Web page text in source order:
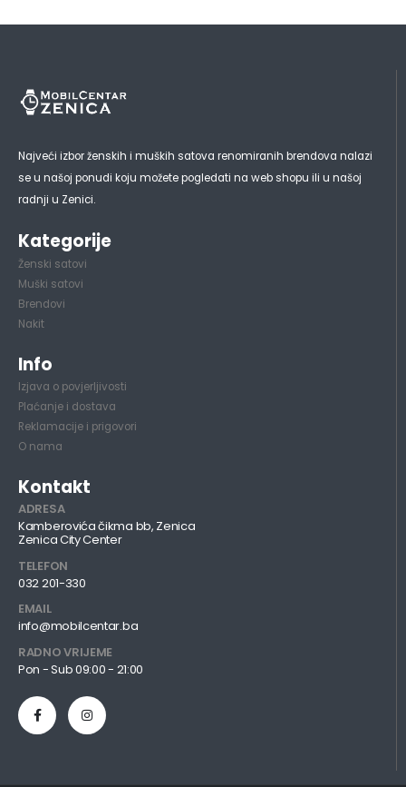
Najveći izbor ženskih i muških satova renomiranih brendova nalazi
se u našoj ponudi koju možete pogledati na web shopu ili u našoj
radnji u Zenici.
Kategorije
Ženski satovi
Muški satovi
Brendovi
Nakit
Info
Izjava o povjerljivosti
Plaćanje i dostava
Reklamacije i prigovori
O nama
Kontakt
ADRESA
Kamberovića čikma bb, Zenica
Zenica City Center
TELEFON
032 201-330
EMAIL
info@mobilcentar.ba
RADNO VRIJEME
Pon - Sub 09:00 - 21:00